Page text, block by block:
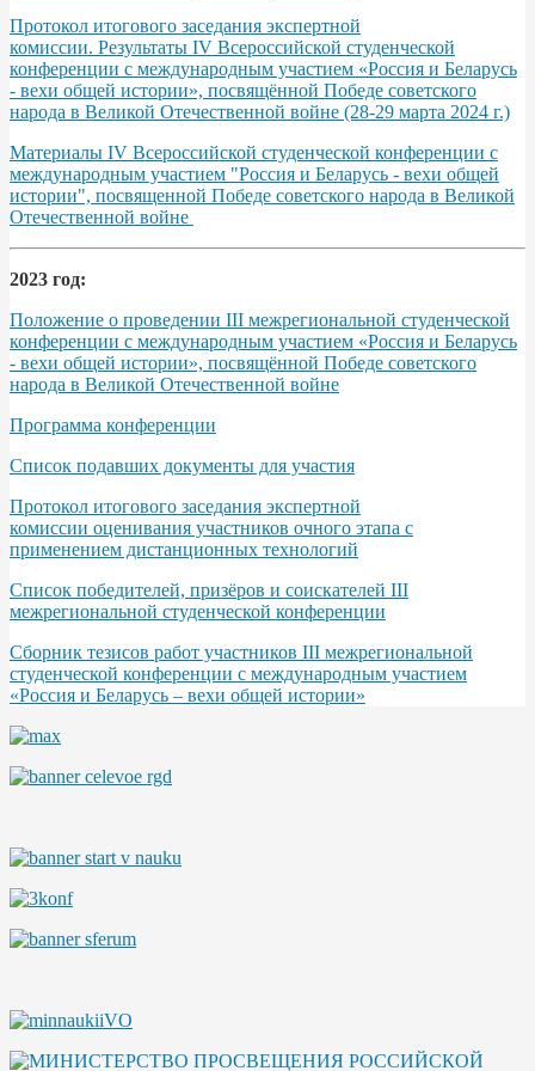
Протокол итогового заседания экспертной
комиссии. Результаты IV Всероссийской студенческой
конференции с международным участием «Россия и Беларусь
- вехи общей истории», посвящённой Победе советского
народа в Великой Отечественной войне (28-29 марта 2024 г.)
Материалы IV Всероссийской студенческой конференции с
международным участием "Россия и Беларусь - вехи общей
истории", посвященной Победе советского народа в Великой
Отечественной войне
2023 год:
Положение о проведении III межрегиональной студенческой
конференции с международным участием «Россия и Беларусь
- вехи общей истории», посвящённой Победе советского
народа в Великой Отечественной войне
Программа конференции
Список подавших документы для участия
Протокол итогового заседания экспертной
комиссии оценивания участников очного этапа с
применением дистанционных технологий
Список победителей, призёров и соискателей III
межрегиональной студенческой конференции
Сборник тезисов работ участников III межрегиональной
студенческой конференции с международным участием
«Россия и Беларусь – вехи общей истории»